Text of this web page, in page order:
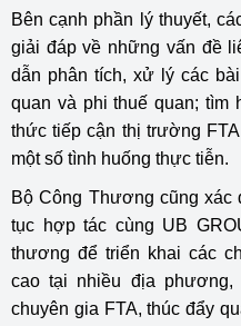
Bên cạnh phần lý thuyết,
giải đáp về những vấn đề
dẫn phân tích, xử lý các
quan và phi thuế quan; tìm
thức tiếp cận thị trường
một số tình huống thực tiễn.
Bộ Công Thương cũng
tục hợp tác cùng UB
thương để triển khai các
cao tại nhiều địa
chuyên gia FTA, thúc đẩy